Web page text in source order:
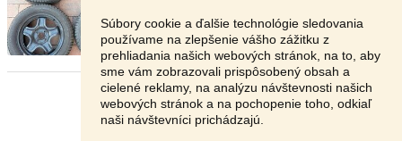
Súbory cookie a ďalšie technológie sledovania
používame na zlepšenie vášho zážitku z
prehliadania našich webových stránok, na to, aby
sme vám zobrazovali prispôsobený obsah a
cielené reklamy, na analýzu návštevnosti našich
webových stránok a na pochopenie toho, odkiaľ
naši návštevníci prichádzajú.
Nové Zámky - 943 42
Stránka: 1 2 3 Ďalšia